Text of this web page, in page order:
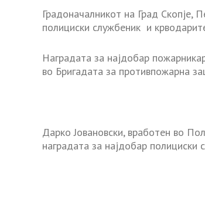
Градоначалникот на Град Скопје,
полициски службеник и
Наградата за најдобар
во Бригадата за противпожарна
Дарко Јовановски, вработен во
наградата за најдобар полициски